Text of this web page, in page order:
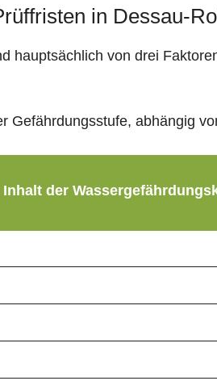
in Dessau-
hauptsächlich von drei
Gefährdungsstufe, abhängig
der